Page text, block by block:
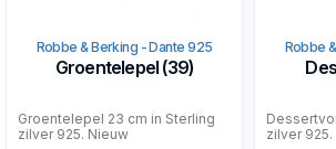
Robbe & Berking - Dante 925
Groentelepel (39)
Groentelepel 23 cm in Sterling
zilver 925. Nieuw
Robbe
zilver 925.